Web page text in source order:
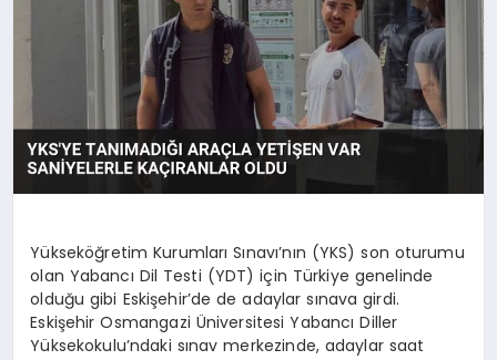
Yükseköğretim Kurumları Sınavı’nın (YKS) son oturumu
olan Yabancı Dil Testi (YDT) için Türkiye genelinde
olduğu gibi Eskişehir’de de adaylar sınava girdi.
Eskişehir Osmangazi Üniversitesi Yabancı Diller
Yüksekokulu’ndaki sınav merkezinde, adaylar saat